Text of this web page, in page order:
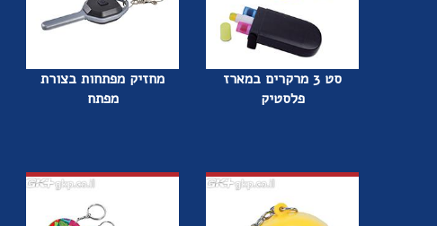
סט 3 מרקרים במארז
פלסטיק
מחזיק מפתחות בצורת
מפתח